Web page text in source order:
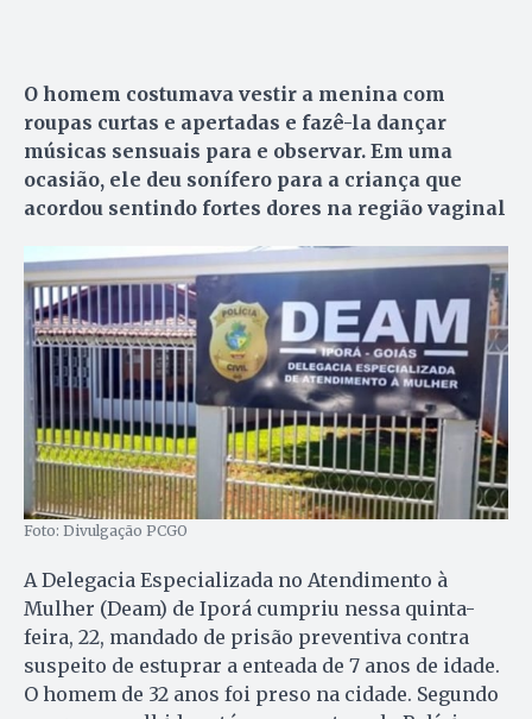
O homem costumava vestir a menina com
roupas curtas e apertadas e fazê-la dançar
músicas sensuais para e observar. Em uma
ocasião, ele deu sonífero para a criança que
acordou sentindo fortes dores na região vaginal
Foto: Divulgação PCGO
A Delegacia Especializada no Atendimento à
Mulher (Deam) de Iporá cumpriu nessa quinta-
feira, 22, mandado de prisão preventiva contra
suspeito de estuprar a enteada de 7 anos de idade.
O homem de 32 anos foi preso na cidade. Segundo